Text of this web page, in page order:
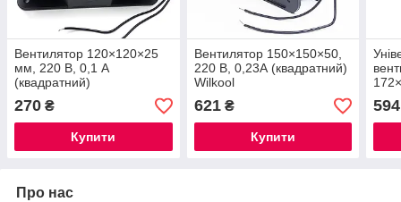
Вентилятор 120×120×25
мм, 220 В, 0,1 А
(квадратний)
270 ₴
Купити
Вентилятор 150×150×50,
220 В, 0,23А (квадратний)
Wilkool
621₴
Купити
594
Про нас